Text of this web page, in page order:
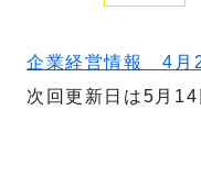
企業経営情報 4月
次回更新日は5月14